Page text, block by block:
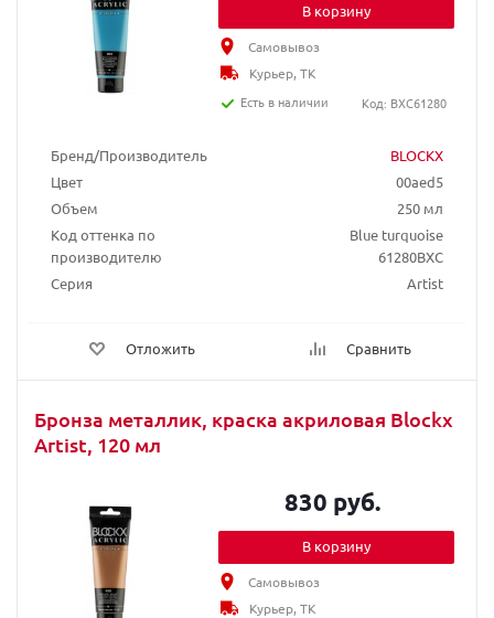
Бренд/Производитель
BLOCKX
Цвет
00aed5
Объем
250 мл
Код оттенка по
производителю
Blue turquoise
61280BXC
Серия
Artist
Отложить Сравнить
В корзину
Самовывоз
Курьер, ТК
Есть в наличии
Код: BXC61280
Бронза металлик, краска акриловая Blockx
Artist, 120 мл
830 руб.
В корзину
Самовывоз
Курьер, ТК